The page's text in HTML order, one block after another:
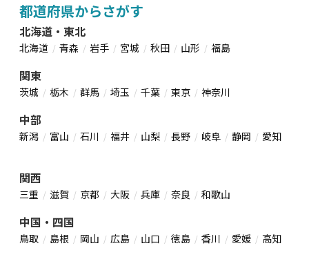
都道府県からさがす
北海道・東北
北海道 青森 岩手 宮城 秋田 山形 福島
関東
茨城 栃木 群馬 埼玉 千葉 東京 神奈川
中部
新潟 富山 石川 福井 山梨 長野 岐阜 静岡 愛知
関西
三重 滋賀 京都 大阪 兵庫 奈良 和歌山
中国・四国
鳥取 島根 岡山 広島 山口 徳島 香川 愛媛 高知